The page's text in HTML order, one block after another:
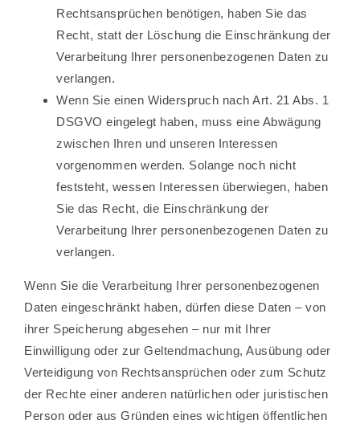
Rechtsansprüchen benötigen, haben Sie das
Recht, statt der Löschung die Einschränkung der
Verarbeitung Ihrer personenbezogenen Daten zu
verlangen.
Wenn Sie einen Widerspruch nach Art. 21 Abs. 1
DSGVO eingelegt haben, muss eine Abwägung
zwischen Ihren und unseren Interessen
vorgenommen werden. Solange noch nicht
feststeht, wessen Interessen überwiegen, haben
Sie das Recht, die Einschränkung der
Verarbeitung Ihrer personenbezogenen Daten zu
verlangen.
Wenn Sie die Verarbeitung Ihrer personenbezogenen
Daten eingeschränkt haben, dürfen diese Daten – von
ihrer Speicherung abgesehen – nur mit Ihrer
Einwilligung oder zur Geltendmachung, Ausübung oder
Verteidigung von Rechtsansprüchen oder zum Schutz
der Rechte einer anderen natürlichen oder juristischen
Person oder aus Gründen eines wichtigen öffentlichen